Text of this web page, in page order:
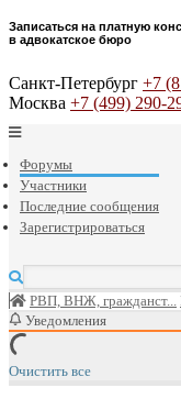
Записаться на платную
в адвокатское бюро
Санкт-Петербург +7
Москва +7 (499) 290-
Форумы
Участники
Последние сообщения
Зарегистрироваться
РВП, ВНЖ, гражданст...
Уведомления
Очистить все